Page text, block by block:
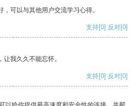
可以与其他用户交流学习心得。
支持[0] 反对[0]
我久久不能忘怀。
支持[0] 反对[0]